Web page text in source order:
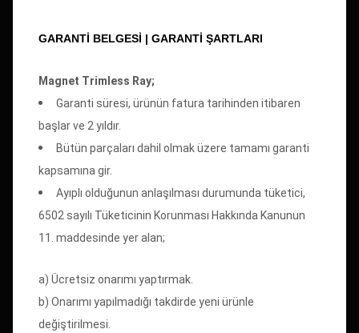
GARANTİ BELGESİ | GARANTI ŞARTLARI
Magnet Trimless Ray;
Garanti süresi, ürünün fatura tarihinden itibaren
başlar ve 2 yıldır.
Bütün parçaları dahil olmak üzere tamamı garanti
kapsamına gir.
Ayıplı olduğunun anlaşılması durumunda tüketici,
6502 sayılı Tüketicinin Korunması Hakkında Kanunun
11. maddesinde yer alan;
a) Ücretsiz onarımı yaptırmak.
b) Onarımı yapılmadığı takdirde yeni ürünle
değiştirilmesi.